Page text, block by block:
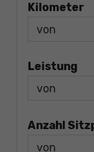
Kilometer
Leistung
Anzahl